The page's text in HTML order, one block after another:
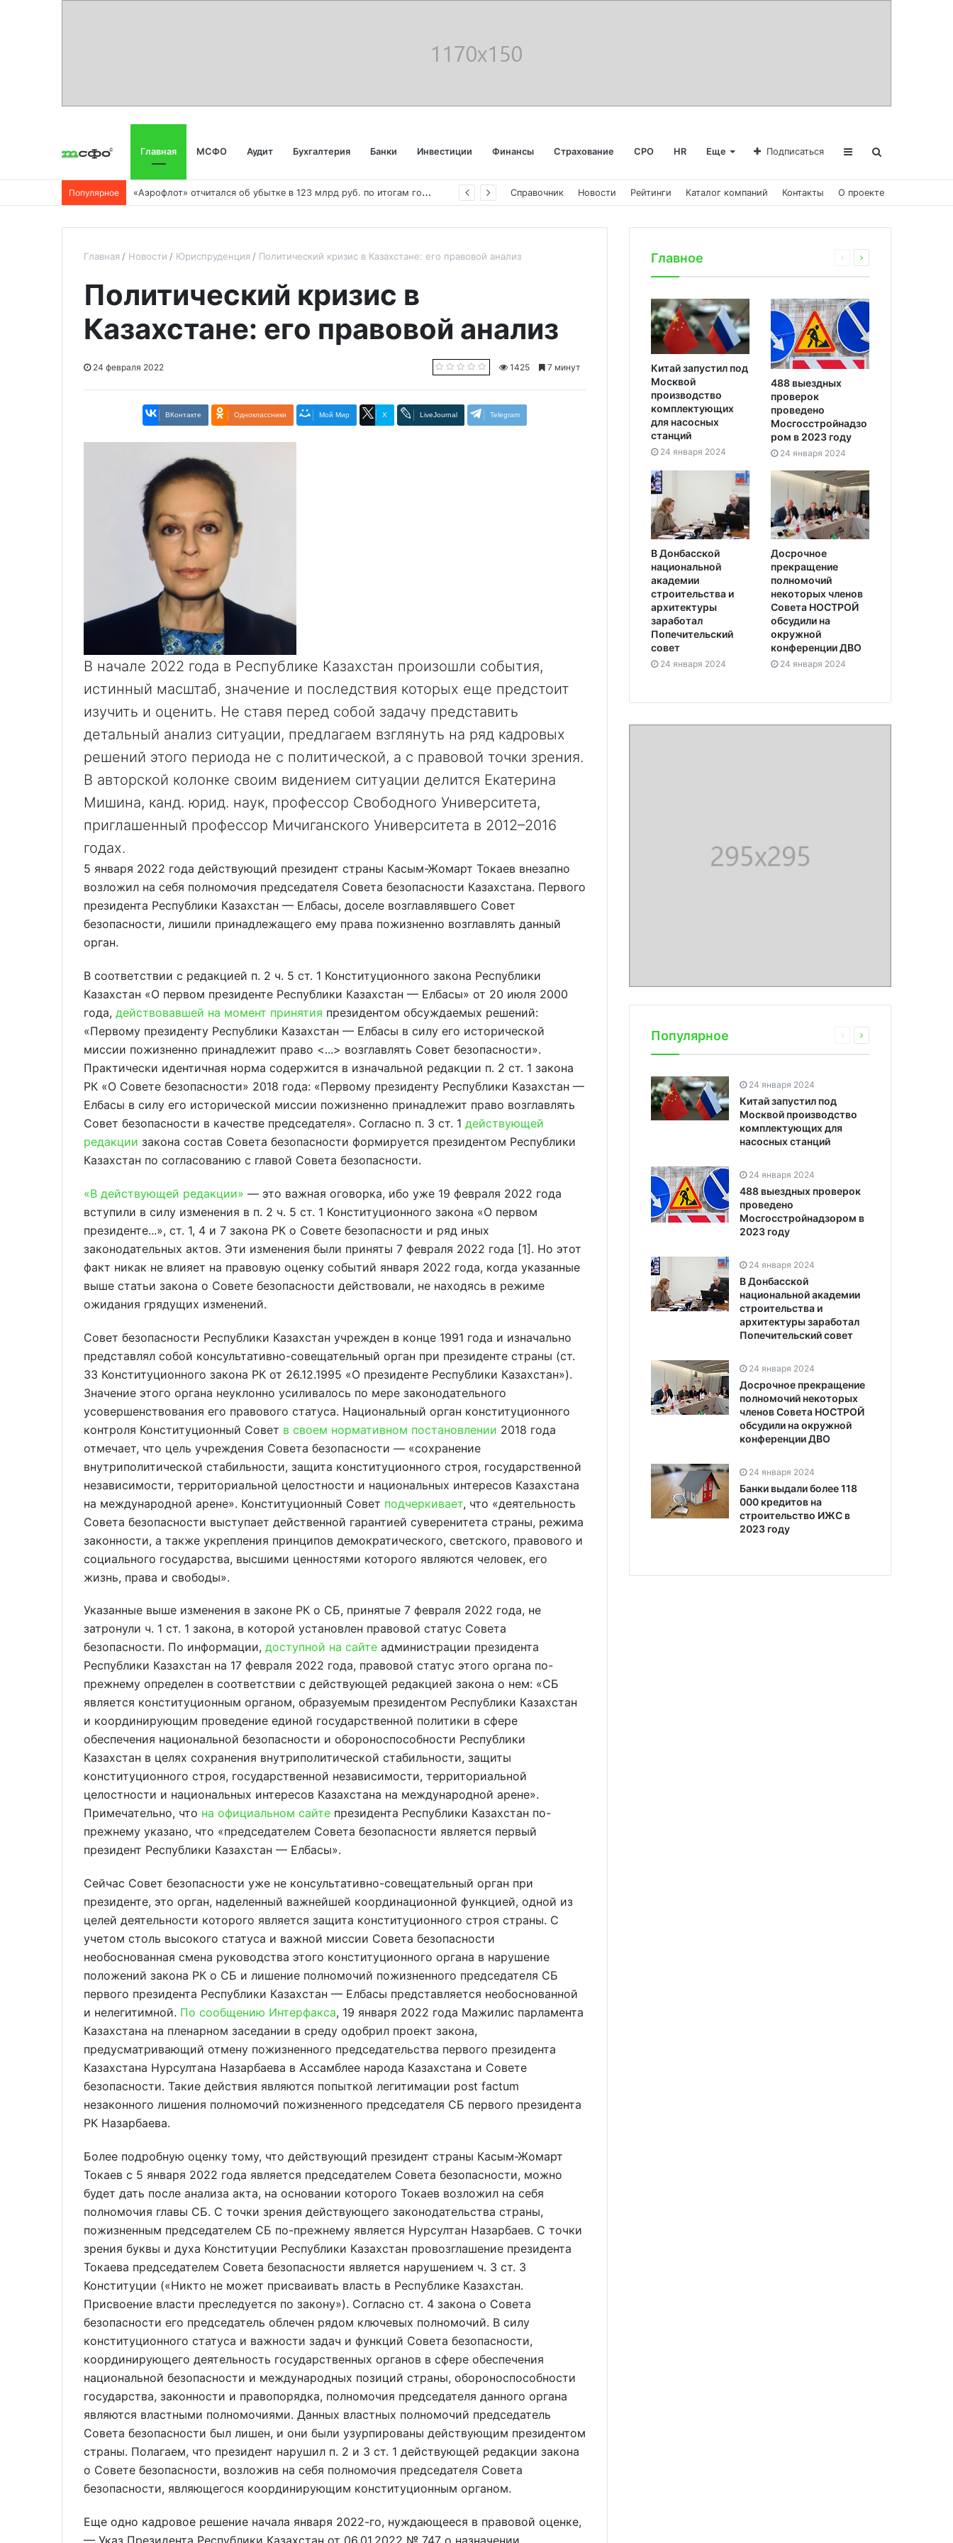
Главная МСФО Аудит Бухгалтерия Банки Инвестиции Финансы Страхование СРО HR Еще Подписаться
Популярное «
Аэрофлот» отчитался об убытке в 123 млрд руб. по итогам года пандемии Справочник Новости Рейтинги Каталог компаний Контакты О проекте
Главная Новости Юриспруденция Политический кризис в Казахстане: его правовой анализ
Политический кризис в
Казахстане: его правовой анализ
24 февраля 2022 1425 7 минут
ВКонтакте Одноклассники Мой Мир X LiveJournal Telegram
В начале 2022 года в Республике Казахстан произошли события,
истинный масштаб, значение и последствия которых еще предстоит
изучить и оценить. Не ставя перед собой задачу представить
детальный анализ ситуации, предлагаем взглянуть на ряд кадровых
решений этого периода не с политической, а с правовой точки зрения.
В авторской колонке своим видением ситуации делится Екатерина
Мишина, канд. юрид. наук, профессор Свободного Университета,
приглашенный профессор Мичиганского Университета в 2012–2016
годах.
5 января 2022 года действующий президент страны Касым-Жомарт Токаев внезапно
возложил на себя полномочия председателя Совета безопасности Казахстана. Первого
президента Республики Казахстан — Елбасы, доселе возглавлявшего Совет
безопасности, лишили принадлежащего ему права пожизненно возглавлять данный
орган.
В соответствии с редакцией п. 2 ч. 5 ст. 1 Конституционного закона Республики
Казахстан «О первом президенте Республики Казахстан — Елбасы» от 20 июля 2000
года, действовавшей на момент принятия президентом обсуждаемых решений:
«Первому президенту Республики Казахстан — Елбасы в силу его исторической
миссии пожизненно принадлежит право <...> возглавлять Совет безопасности».
Практически идентичная норма содержится в изначальной редакции п. 2 ст. 1 закона
РК «О Совете безопасности» 2018 года: «Первому президенту Республики Казахстан —
Елбасы в силу его исторической миссии пожизненно принадлежит право возглавлять
Совет безопасности в качестве председателя». Согласно п. 3 ст. 1 действующей
редакции закона состав Совета безопасности формируется президентом Республики
Казахстан по согласованию с главой Совета безопасности.
«В действующей редакции» — это важная оговорка, ибо уже 19 февраля 2022 года
вступили в силу изменения в п. 2 ч. 5 ст. 1 Конституционного закона «О первом
президенте...», ст. 1, 4 и 7 закона РК о Совете безопасности и ряд иных
законодательных актов. Эти изменения были приняты 7 февраля 2022 года [1]. Но этот
факт никак не влияет на правовую оценку событий января 2022 года, когда указанные
выше статьи закона о Совете безопасности действовали, не находясь в режиме
ожидания грядущих изменений.
Совет безопасности Республики Казахстан учрежден в конце 1991 года и изначально
представлял собой консультативно-совещательный орган при президенте страны (ст.
33 Конституционного закона РК от 26.12.1995 «О президенте Республики Казахстан»).
Значение этого органа неуклонно усиливалось по мере законодательного
усовершенствования его правового статуса. Национальный орган конституционного
контроля Конституционный Совет в своем нормативном постановлении 2018 года
отмечает, что цель учреждения Совета безопасности — «сохранение
внутриполитической стабильности, защита конституционного строя, государственной
независимости, территориальной целостности и национальных интересов Казахстана
на международной арене». Конституционный Совет подчеркивает, что «деятельность
Совета безопасности выступает действенной гарантией суверенитета страны, режима
законности, а также укрепления принципов демократического, светского, правового и
социального государства, высшими ценностями которого являются человек, его
жизнь, права и свободы».
Указанные выше изменения в законе РК о СБ, принятые 7 февраля 2022 года, не
затронули ч. 1 ст. 1 закона, в которой установлен правовой статус Совета
безопасности. По информации, доступной на сайте администрации президента
Республики Казахстан на 17 февраля 2022 года, правовой статус этого органа по-
прежнему определен в соответствии с действующей редакцией закона о нем: «СБ
является конституционным органом, образуемым президентом Республики Казахстан
и координирующим проведение единой государственной политики в сфере
обеспечения национальной безопасности и обороноспособности Республики
Казахстан в целях сохранения внутриполитической стабильности, защиты
конституционного строя, государственной независимости, территориальной
целостности и национальных интересов Казахстана на международной арене».
Примечательно, что на официальном сайте президента Республики Казахстан по-
прежнему указано, что «председателем Совета безопасности является первый
президент Республики Казахстан — Елбасы».
Сейчас Совет безопасности уже не консультативно-совещательный орган при
президенте, это орган, наделенный важнейшей координационной функцией, одной из
целей деятельности которого является защита конституционного строя страны. С
учетом столь высокого статуса и важной миссии Совета безопасности
необоснованная смена руководства этого конституционного органа в нарушение
положений закона РК о СБ и лишение полномочий пожизненного председателя СБ
первого президента Республики Казахстан — Елбасы представляется необоснованной
и нелегитимной. По сообщению Интерфакса, 19 января 2022 года Мажилис парламента
Казахстана на пленарном заседании в среду одобрил проект закона,
предусматривающий отмену пожизненного председательства первого президента
Казахстана Нурсултана Назарбаева в Ассамблее народа Казахстана и Совете
безопасности. Такие действия являются попыткой легитимации post factum
незаконного лишения полномочий пожизненного председателя СБ первого президента
РК Назарбаева.
Более подробную оценку тому, что действующий президент страны Касым-Жомарт
Токаев с 5 января 2022 года является председателем Совета безопасности, можно
будет дать после анализа акта, на основании которого Токаев возложил на себя
полномочия главы СБ. С точки зрения действующего законодательства страны,
пожизненным председателем СБ по-прежнему является Нурсултан Назарбаев. С точки
зрения буквы и духа Конституции Республики Казахстан провозглашение президента
Токаева председателем Совета безопасности является нарушением ч. 3 ст. 3
Конституции («Никто не может присваивать власть в Республике Казахстан.
Присвоение власти преследуется по закону»). Согласно ст. 4 закона о Совета
безопасности его председатель облечен рядом ключевых полномочий. В силу
конституционного статуса и важности задач и функций Совета безопасности,
координирующего деятельность государственных органов в сфере обеспечения
национальной безопасности и международных позиций страны, обороноспособности
государства, законности и правопорядка, полномочия председателя данного органа
являются властными полномочиями. Данных властных полномочий председатель
Совета безопасности был лишен, и они были узурпированы действующим президентом
страны. Полагаем, что президент нарушил п. 2 и 3 ст. 1 действующей редакции закона
о Совете безопасности, возложив на себя полномочия председателя Совета
безопасности, являющегося координирующим конституционным органом.
Еще одно кадровое решение начала января 2022-го, нуждающееся в правовой оценке,
— Указ Президента Республики Казахстан от 06.01.2022 № 747 о назначении
Главное
Китай запустил под
Москвой
производство
комплектующих
для насосных
станций
24 января 2024
488 выездных
проверок
проведено
Мосгосстройнадзо
ром в 2023 году
24 января 2024
В Донбасской
национальной
академии
строительства и
архитектуры
заработал
Попечительский
совет
24 января 2024
Досрочное
прекращение
полномочий
некоторых членов
Совета НОСТРОЙ
обсудили на
окружной
конференции ДВО
24 января 2024
Популярное
24 января 2024
Китай запустил под
Москвой производство
комплектующих для
насосных станций
24 января 2024
488 выездных проверок
проведено
Мосгосстройнадзором в
2023 году
24 января 2024
В Донбасской
национальной академии
строительства и
архитектуры заработал
Попечительский совет
24 января 2024
Досрочное прекращение
полномочий некоторых
членов Совета НОСТРОЙ
обсудили на окружной
конференции ДВО
24 января 2024
Банки выдали более 118
000 кредитов на
строительство ИЖС в
2023 году